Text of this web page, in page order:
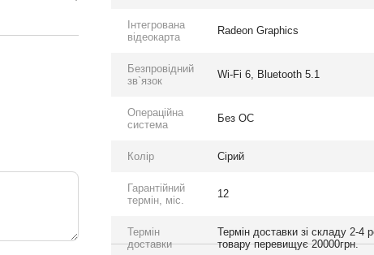
Інтегрована
відеокарта
Radeon Graphics
Безпровідний
зв`язок
Wi-Fi 6, Bluetooth 5.1
Операційна
система
Без ОС
Колір Сірий
Гарантійний
термін, міс.
12
Термін
доставки
Термін доставки зі складу 2-4
товару перевищує 20000грн.